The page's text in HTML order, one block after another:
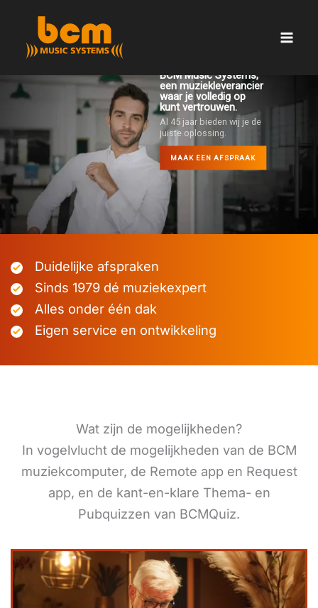
inhoud
BCM Music Systems,
een muziekleverancier
waar je volledig op
kunt vertrouwen.
Al 45 jaar bieden wij je de
juiste oplossing.
MAAK EEN AFSPRAAK
Duidelijke afspraken
Sinds 1979 dé muziekexpert
Alles onder één dak
Eigen service en ontwikkeling
Wat zijn de mogelijkheden?
In vogelvlucht de mogelijkheden van de BCM
muziekcomputer, de Remote app en Request
app, en de kant-en-klare Thema- en
Pubquizzen van BCMQuiz.